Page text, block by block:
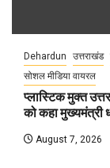
Dehardun उत्तराखंड
सोशल मीडिया वायरल
प्लास्टिक मुक्त
को कहा मुख्यमंत्री
August 7, 2026